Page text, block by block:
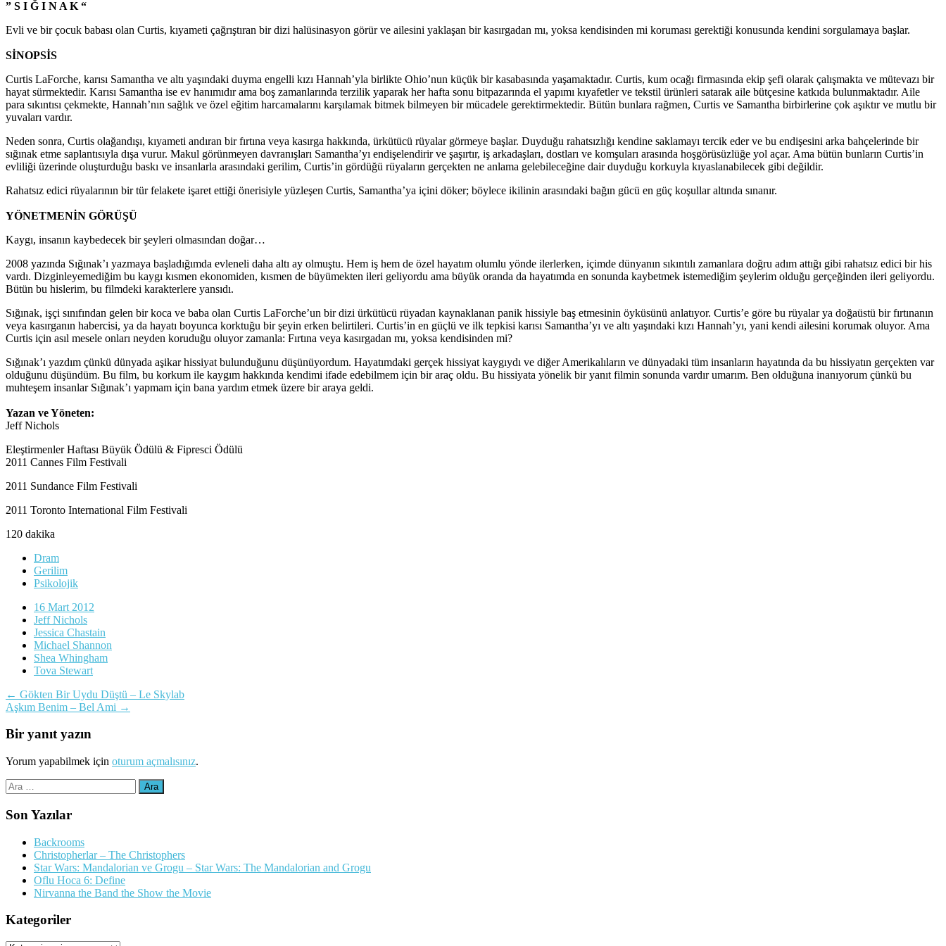
” S I Ğ I N A K “
Evli ve bir çocuk babası olan Curtis, kıyameti çağrıştıran bir dizi halüsinasyon görür ve ailesini yaklaşan bir kasırgadan mı, yoksa kendisinden mi koruması gerektiği konusunda kendini sorgulamaya başlar.
SİNOPSİS
Curtis LaForche, karısı Samantha ve altı yaşındaki duyma engelli kızı Hannah’yla birlikte Ohio’nun küçük bir kasabasında yaşamaktadır. Curtis, kum ocağı firmasında ekip şefi olarak çalışmakta ve mütevazı bir
hayat sürmektedir. Karısı Samantha ise ev hanımıdır ama boş zamanlarında terzilik yaparak her hafta sonu bitpazarında el yapımı kıyafetler ve tekstil ürünleri satarak aile bütçesine katkıda bulunmaktadır. Aile
para sıkıntısı çekmekte, Hannah’nın sağlık ve özel eğitim harcamalarını karşılamak bitmek bilmeyen bir mücadele gerektirmektedir. Bütün bunlara rağmen, Curtis ve Samantha birbirlerine çok aşıktır ve mutlu bir
yuvaları vardır.
Neden sonra, Curtis olağandışı, kıyameti andıran bir fırtına veya kasırga hakkında, ürkütücü rüyalar görmeye başlar. Duyduğu rahatsızlığı kendine saklamayı tercik eder ve bu endişesini arka bahçelerinde bir
sığınak etme saplantısıyla dışa vurur. Makul görünmeyen davranışları Samantha’yı endişelendirir ve şaşırtır, iş arkadaşları, dostları ve komşuları arasında hoşgörüsüzlüğe yol açar. Ama bütün bunların Curtis’in
evliliği üzerinde oluşturduğu baskı ve insanlarla arasındaki gerilim, Curtis’in gördüğü rüyaların gerçekten ne anlama gelebileceğine dair duyduğu korkuyla kıyaslanabilecek gibi değildir.
Rahatsız edici rüyalarının bir tür felakete işaret ettiği önerisiyle yüzleşen Curtis, Samantha’ya içini döker; böylece ikilinin arasındaki bağın gücü en güç koşullar altında sınanır.
YÖNETMENİN GÖRÜŞÜ
Kaygı, insanın kaybedecek bir şeyleri olmasından doğar…
2008 yazında Sığınak’ı yazmaya başladığımda evleneli daha altı ay olmuştu. Hem iş hem de özel hayatım olumlu yönde ilerlerken, içimde dünyanın sıkıntılı zamanlara doğru adım attığı gibi rahatsız edici bir his
vardı. Dizginleyemediğim bu kaygı kısmen ekonomiden, kısmen de büyümekten ileri geliyordu ama büyük oranda da hayatımda en sonunda kaybetmek istemediğim şeylerim olduğu gerçeğinden ileri geliyordu.
Bütün bu hislerim, bu filmdeki karakterlere yansıdı.
Sığınak, işçi sınıfından gelen bir koca ve baba olan Curtis LaForche’un bir dizi ürkütücü rüyadan kaynaklanan panik hissiyle baş etmesinin öyküsünü anlatıyor. Curtis’e göre bu rüyalar ya doğaüstü bir fırtınanın
veya kasırganın habercisi, ya da hayatı boyunca korktuğu bir şeyin erken belirtileri. Curtis’in en güçlü ve ilk tepkisi karısı Samantha’yı ve altı yaşındaki kızı Hannah’yı, yani kendi ailesini korumak oluyor. Ama
Curtis için asıl mesele onları neyden koruduğu oluyor zamanla: Fırtına veya kasırgadan mı, yoksa kendisinden mi?
Sığınak’ı yazdım çünkü dünyada aşikar hissiyat bulunduğunu düşünüyordum. Hayatımdaki gerçek hissiyat kaygıydı ve diğer Amerikalıların ve dünyadaki tüm insanların hayatında da bu hissiyatın gerçekten var
olduğunu düşündüm. Bu film, bu korkum ile kaygım hakkında kendimi ifade edebilmem için bir araç oldu. Bu hissiyata yönelik bir yanıt filmin sonunda vardır umarım. Ben olduğuna inanıyorum çünkü bu
muhteşem insanlar Sığınak’ı yapmam için bana yardım etmek üzere bir araya geldi.
Yazan ve Yöneten:
Jeff Nichols
Eleştirmenler Haftası Büyük Ödülü & Fipresci Ödülü
2011 Cannes Film Festivali
2011 Sundance Film Festivali
2011 Toronto International Film Festivali
120 dakika
Dram
Gerilim
Psikolojik
16 Mart 2012
Jeff Nichols
Jessica Chastain
Michael Shannon
Shea Whingham
Tova Stewart
Yazı
dolaşımı
← Gökten Bir Uydu Düştü – Le Skylab
Aşkım Benim – Bel Ami →
Bir yanıt yazın
Yorum yapabilmek için oturum açmalısınız.
Arama:
Son Yazılar
Backrooms
Christopherlar – The Christophers
Star Wars: Mandalorian ve Grogu – Star Wars: The Mandalorian and Grogu
Oflu Hoca 6: Define
Nirvanna the Band the Show the Movie
Kategoriler